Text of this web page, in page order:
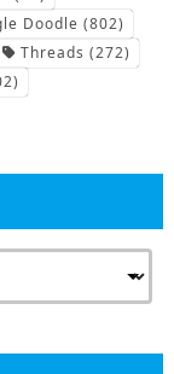
Doodle (802)
Threads (272)